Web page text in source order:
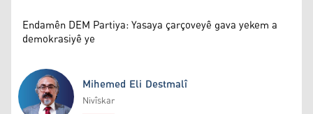
Endamên DEM Partiya: Yasaya çarçoveyê gava yekem a
demokrasiyê ye
Mihemed Eli Destmalî
Nivîskar